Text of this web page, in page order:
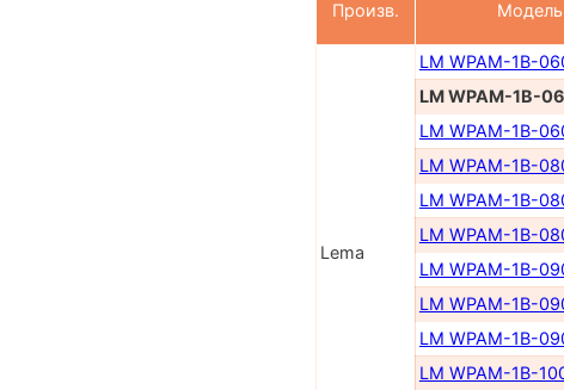
Произв. Модель
Lema
LM WPAM-1B-
LM WPAM-1B-
LM WPAM-1B-
LM WPAM-1B-
LM WPAM-1B-
LM WPAM-1B-
LM WPAM-1B-
LM WPAM-1B-
LM WPAM-1B-
LM WPAM-1B-